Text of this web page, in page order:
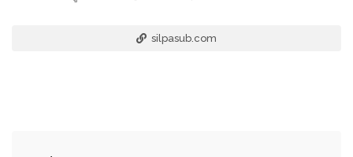
silpasub.com